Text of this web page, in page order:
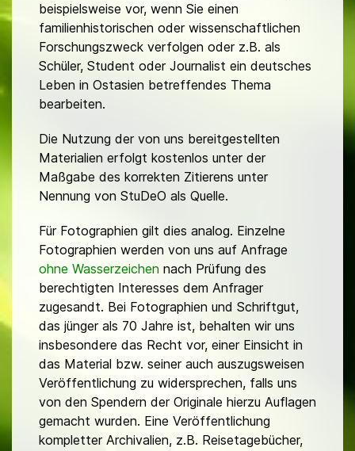
beispielsweise vor, wenn Sie einen
familienhistorischen oder wissenschaftlichen
Forschungszweck verfolgen oder z.B. als
Schüler, Student oder Journalist ein deutsches
Leben in Ostasien betreffendes Thema
bearbeiten.
Die Nutzung der von uns bereitgestellten
Materialien erfolgt kostenlos unter der
Maßgabe des korrekten Zitierens unter
Nennung von StuDeO als Quelle.
Für Fotographien gilt dies analog. Einzelne
Fotographien werden von uns auf Anfrage
ohne Wasserzeichen nach Prüfung des
berechtigten Interesses dem Anfrager
zugesandt. Bei Fotographien und Schriftgut,
das jünger als 70 Jahre ist, behalten wir uns
insbesondere das Recht vor, einer Einsicht in
das Material bzw. seiner auch auszugsweisen
Veröffentlichung zu widersprechen, falls uns
von den Spendern der Originale hierzu Auflagen
gemacht wurden. Eine Veröffentlichung
kompletter Archivalien, z.B. Reisetagebücher,